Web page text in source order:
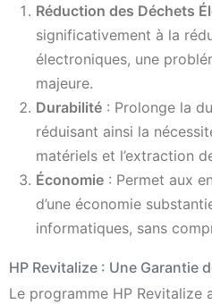
Réduction des Déchets
significativement à la
électroniques, une
majeure.
Durabilité : Prolonge la
réduisant ainsi la
matériels et l’extraction
Économie : Permet aux
d’une économie
informatiques, sans
HP Revitalize : Une Garantie
Le programme HP Revitalize